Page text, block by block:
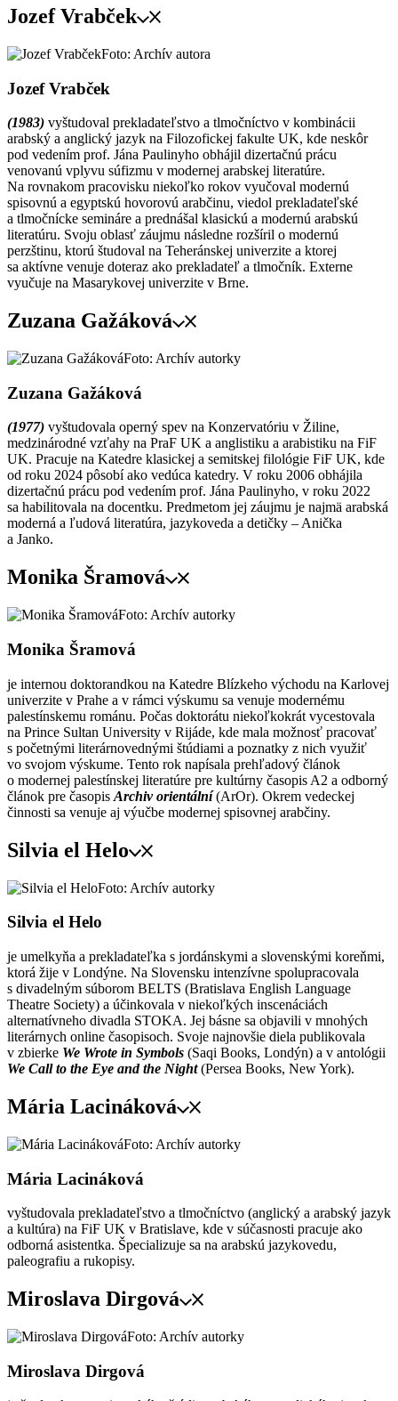
Jozef Vrabček
Foto: Archív autora
Jozef Vrabček
(1983) vyštudoval prekladateľstvo a tlmočníctvo v kombinácii
arabský a anglický jazyk na Filozofickej fakulte UK, kde neskôr
pod vedením prof. Jána Paulinyho obhájil dizertačnú prácu
venovanú vplyvu súfizmu v modernej arabskej literatúre.
Na rovnakom pracovisku niekoľko rokov vyučoval modernú
spisovnú a egyptskú hovorovú arabčinu, viedol prekladateľské
a tlmočnícke semináre a prednášal klasickú a modernú arabskú
literatúru. Svoju oblasť záujmu následne rozšíril o modernú
perzštinu, ktorú študoval na Teheránskej univerzite a ktorej
sa aktívne venuje doteraz ako prekladateľ a tlmočník. Externe
vyučuje na Masarykovej univerzite v Brne.
Zuzana Gažáková
Foto: Archív autorky
Zuzana Gažáková
(1977) vyštudovala operný spev na Konzervatóriu v Žiline,
medzinárodné vzťahy na PraF UK a anglistiku a arabistiku na FiF
UK. Pracuje na Katedre klasickej a semitskej filológie FiF UK, kde
od roku 2024 pôsobí ako vedúca katedry. V roku 2006 obhájila
dizertačnú prácu pod vedením prof. Jána Paulinyho, v roku 2022
sa habilitovala na docentku. Predmetom jej záujmu je najmä arabská
moderná a ľudová literatúra, jazykoveda a detičky – Anička
a Janko.
Monika Šramová
Foto: Archív autorky
Monika Šramová
je internou doktorandkou na Katedre Blízkeho východu na Karlovej
univerzite v Prahe a v rámci výskumu sa venuje modernému
palestínskemu románu. Počas doktorátu niekoľkokrát vycestovala
na Prince Sultan University v Rijáde, kde mala možnosť pracovať
s početnými literárnovednými štúdiami a poznatky z nich využiť
vo svojom výskume. Tento rok napísala prehľadový článok
o modernej palestínskej literatúre pre kultúrny časopis A2 a odborný
článok pre časopis Archiv orientální(ArOr). Okrem vedeckej
činnosti sa venuje aj výučbe modernej spisovnej arabčiny.
Silvia el Helo
Foto: Archív autorky
Silvia el Helo
je umelkyňa a prekladateľka s jordánskymi a slovenskými koreňmi,
ktorá žije v Londýne. Na Slovensku intenzívne spolupracovala
s divadelným súborom BELTS (Bratislava English Language
Theatre Society) a účinkovala v niekoľkých inscenáciách
alternatívneho divadla STOKA. Jej básne sa objavili v mnohých
literárnych online časopisoch. Svoje najnovšie diela publikovala
v zbierke We Wrote in Symbols (Saqi Books, Londýn) a v antológii
We Call to the Eye and the Night(Persea Books, New York).
Mária Lacináková
Foto: Archív autorky
Mária Lacináková
vyštudovala prekladateľstvo a tlmočníctvo (anglický a arabský jazyk
a kultúra) na FiF UK v Bratislave, kde v súčasnosti pracuje ako
odborná asistentka. Špecializuje sa na arabskú jazykovedu,
paleografiu a rukopisy.
Miroslava Dirgová
Foto: Archív autorky
Miroslava Dirgová